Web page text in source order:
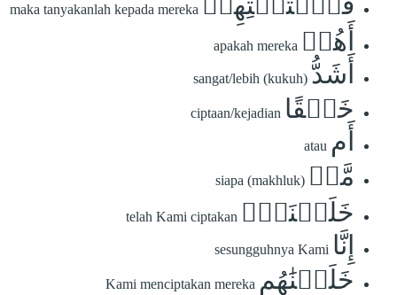
maka tanyakanlah kepada mereka
أَهُمۡ apakah mereka
أَشَدُّ sangat/lebih (kukuh)
خَلۡقًا ciptaan/kejadian
أَم atau
مَّنۡ siapa (makhluk)
خَلَقۡنَآۚ telah Kami ciptakan
إِنَّا sesungguhnya Kami
خَلَقۡنَٰهُم Kami menciptakan mereka